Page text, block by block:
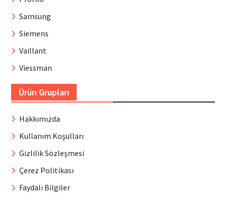
Samsung
Siemens
Vaillant
Viessman
Ürün Grupları
Hakkımızda
Kullanım Koşulları
Gizlilik Sözleşmesi
Çerez Politikası
Faydalı Bilgiler